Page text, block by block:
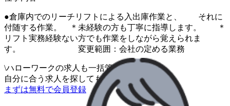
●倉庫内でのリーチリフトによる入出庫作業と、 それに
付随する作業。 ＊未経験の方も丁寧に指導します。 ＊
リフト実務経験ない方でも作業をしながら覚えられま
す。 変更範囲：会社の定める業務
\ハローワークの求人も一括管理
自分に合う求人を探してもらう/
まずは無料で会員登録